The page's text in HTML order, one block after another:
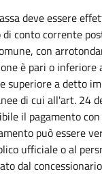
deve essere
di conto corrente
con
è pari o inferiore
superiore a detto
di cui all'art. 24
il pagamento
può essere
ufficiale o al
dal